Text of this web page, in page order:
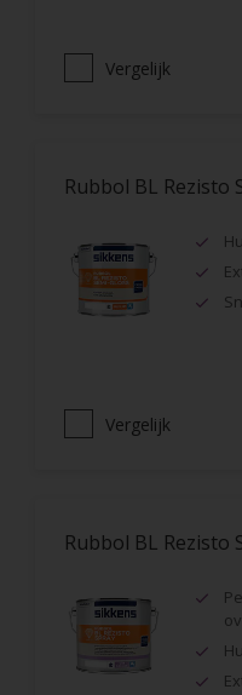
Vergelijk
Rubbol BL Rezisto
Vergelijk
Rubbol BL Rezisto